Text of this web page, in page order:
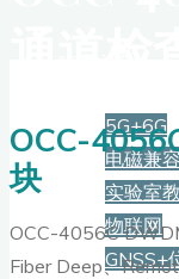
5G+6G
电磁兼
实验室
物联网
GNSS+
OCC-
块
OCC-4056C
Fiber Deep、